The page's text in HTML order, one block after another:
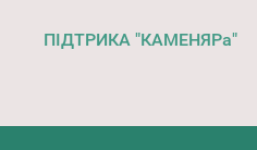
ПІДТРИКА "КАМЕНЯРа"